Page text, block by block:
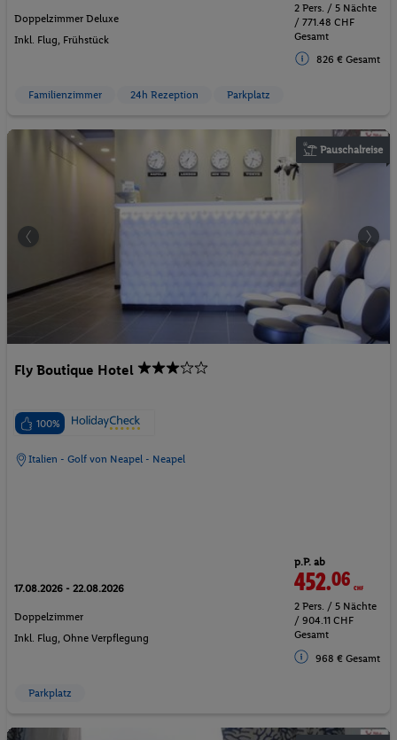
Doppelzimmer Deluxe
Inkl. Flug, Frühstück
2 Pers. / 5 Nächte
/ 771.48 CHF
Gesamt
826 € Gesamt
Familienzimmer 24h Rezeption Parkplatz
Pauschalreise
Fly Boutique Hotel
100%
Italien - Golf von Neapel - Neapel
17.08.2026 - 22.08.2026
Doppelzimmer
Inkl. Flug, Ohne Verpflegung
p.P. ab
452.06CHF
2 Pers. / 5 Nächte
/ 904.11 CHF
Gesamt
968 € Gesamt
Parkplatz